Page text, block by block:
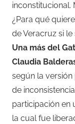
inconstitucional.
¿Para qué
de Veracruz si
Una más del
Claudia
según la
de
participación en
la cual fue